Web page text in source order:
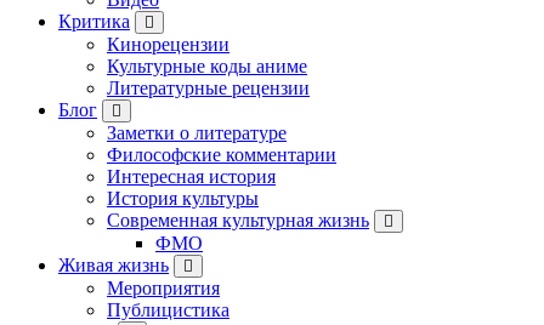
Критика
Кинорецензии
Культурные коды аниме
Литературные рецензии
Блог
Заметки о литературе
Философские комментарии
Интересная история
История культуры
Современная культурная жизнь
ФМО
Живая жизнь
Мероприятия
Публицистика